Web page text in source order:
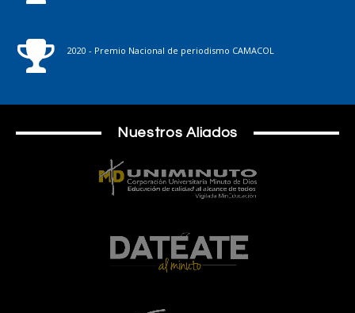
2020 - Premio Nacional de periodismo CAMACOL
Nuestros Aliados